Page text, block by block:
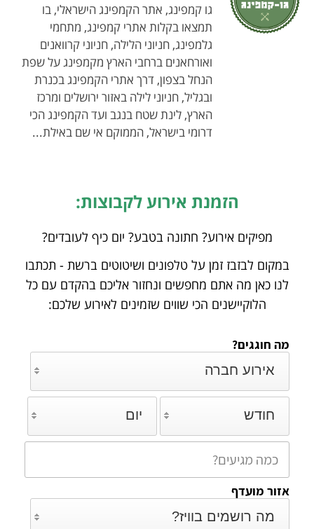
גו קמפינג, אתר הקמפינג הישראלי, בו
תמצאו בקלות אתרי קמפינג, מתחמי
גלמפינג, חניוני הלילה, חניוני קרוואנים
ואורחאנים ברחבי הארץ מקמפינג על שפת
הנחל בצפון, דרך אתרי הקמפינג בכנרת
ובגליל, חניוני לילה באזור ירושלים ומרכז
הארץ, לינת שטח בנגב ועד הקמפינג הכי
דרומי בישראל, הממוקם אי שם באילת...
הזמנת אירוע לקבוצות:
מפיקים אירוע? חתונה בטבע? יום כיף לעובדים?
במקום לבזבז זמן על טלפונים ושיטוטים ברשת - תכתבו
לנו כאן מה אתם מחפשים ונחזור אליכםבהקדם עם כל
הלוקיישנים הכי שווים שזמינים לאירוע שלכם:
מה חוגגים?
אירוע חברה
חודש יום
אזור מועדף
מה רושמים בוויז?